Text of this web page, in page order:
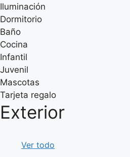
Iluminación
Dormitorio
Baño
Cocina
Infantil
Juvenil
Mascotas
Tarjeta regalo
Exterior
Ver todo